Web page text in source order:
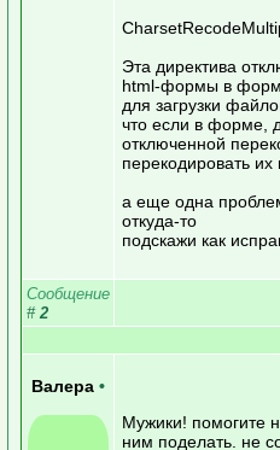
Эта директива
html-формы в
для загрузки
что если в форме,
отключенной
перекодировать
а еще одна
откуда-то
подскажи как
Сообщение
# 2
Валера •
Мужики! помогите
ним поделать. не